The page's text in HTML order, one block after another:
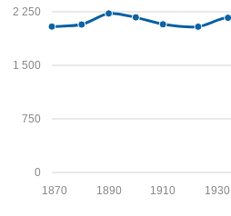
0
750
1 500
2 250
1930
1910
1890
1870